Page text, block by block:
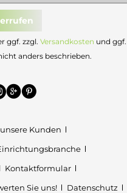
ggf. zzgl. Versandkosten und ggf.
anders beschrieben.
Kunden
Kontaktformular
Sie uns!
Datenschutz